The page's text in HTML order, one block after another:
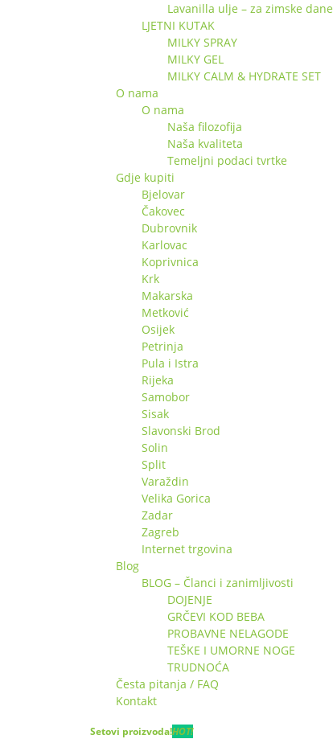
Lavanilla ulje – za zimske dane
LJETNI KUTAK
MILKY SPRAY
MILKY GEL
MILKY CALM & HYDRATE SET
O nama
O nama
Naša filozofija
Naša kvaliteta
Temeljni podaci tvrtke
Gdje kupiti
Bjelovar
Čakovec
Dubrovnik
Karlovac
Koprivnica
Krk
Makarska
Metković
Osijek
Petrinja
Pula i Istra
Rijeka
Samobor
Sisak
Slavonski Brod
Solin
Split
Varaždin
Velika Gorica
Zadar
Zagreb
Internet trgovina
Blog
BLOG – Članci i zanimljivosti
DOJENJE
GRČEVI KOD BEBA
PROBAVNE NELAGODE
TEŠKE I UMORNE NOGE
TRUDNOĆA
Česta pitanja / FAQ
Kontakt
Setovi proizvoda!HOT!